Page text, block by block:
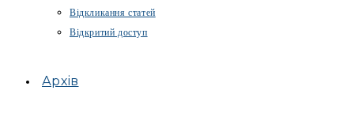
Відкликання статей
Відкритий доступ
Архів